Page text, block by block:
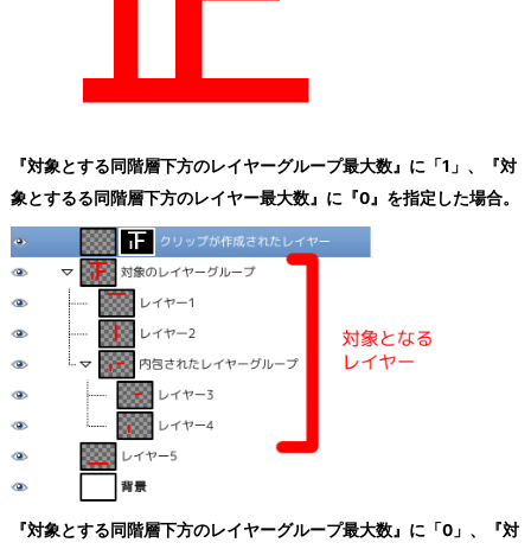
『対象とする同階層下方のレイヤーグループ最大数』に「1」、『対
象とするる同階層下方のレイヤー最大数』に『0』を指定した場合。
『対象とする同階層下方のレイヤーグループ最大数』に「0」、『対